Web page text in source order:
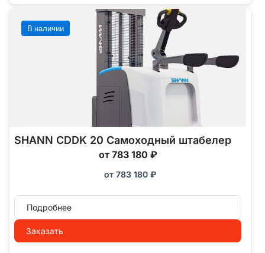
В наличии
SHANN CDDK 20 Самоходный штабелер
от 783 180 ₽
от 783 180 ₽
Подробнее
Заказать